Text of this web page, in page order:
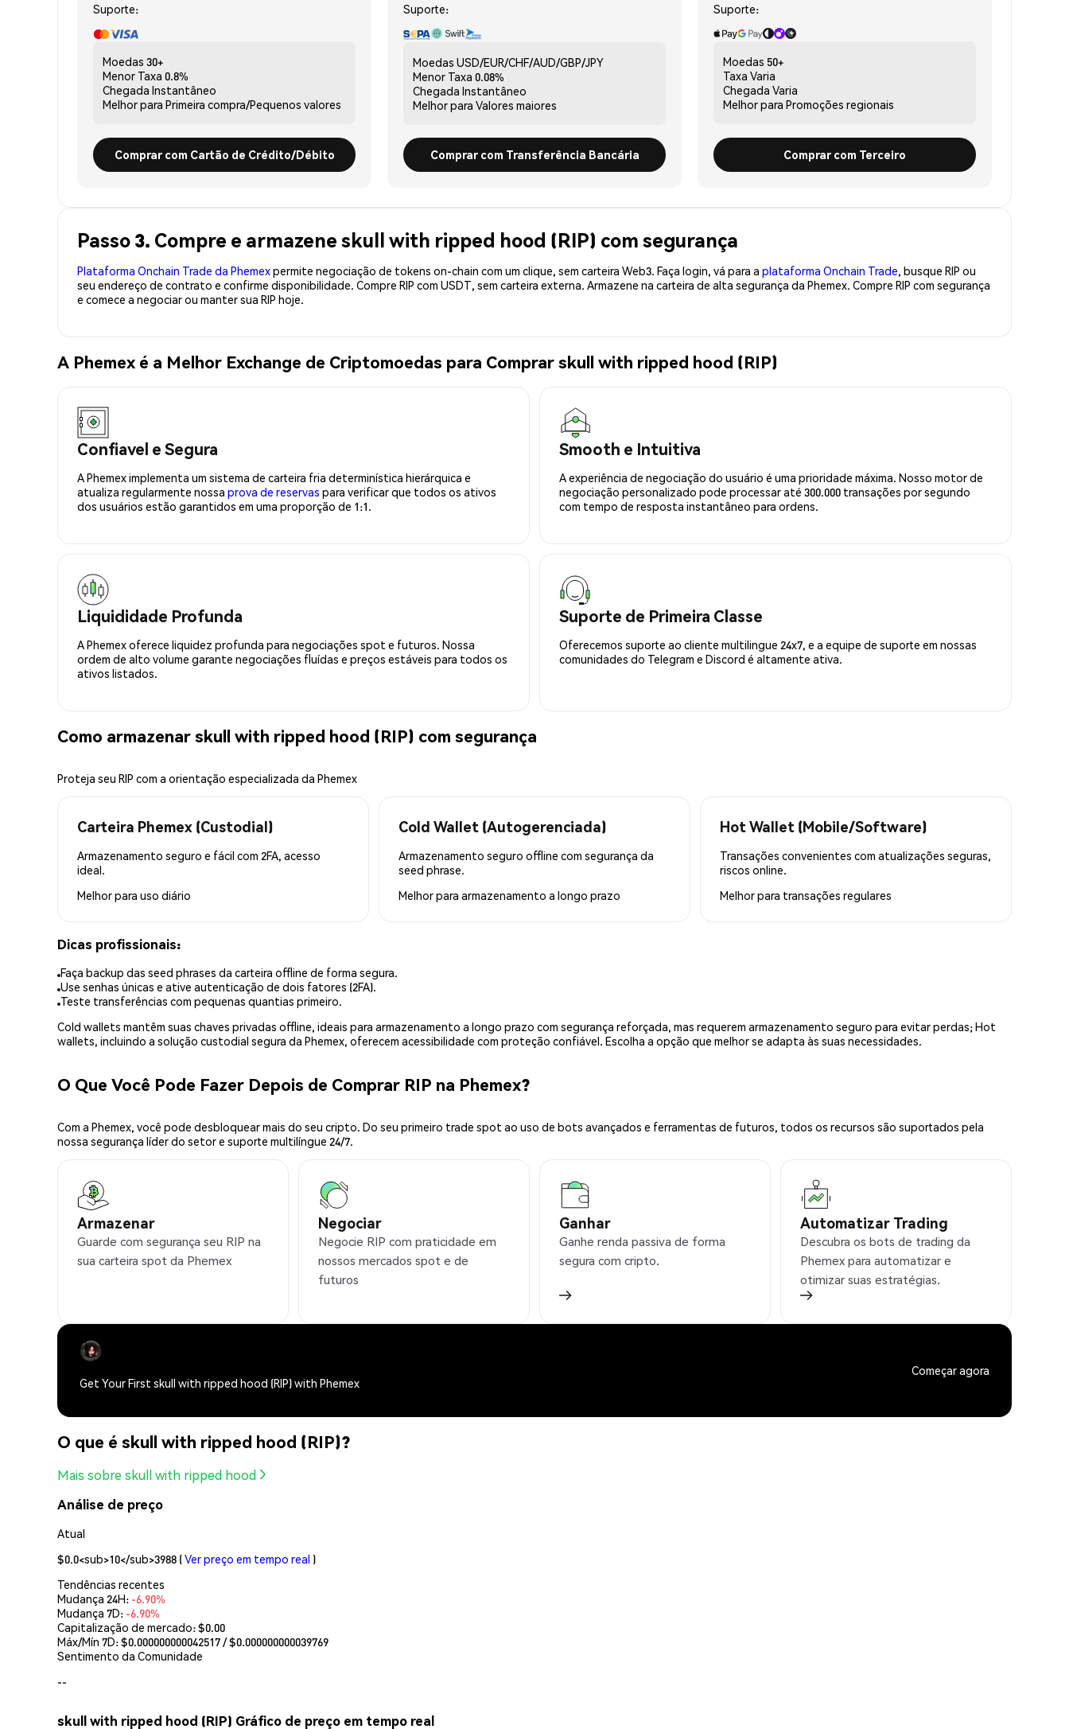
Suporte:
Moedas 30+
Menor Taxa 0.8%
Chegada Instantâneo
Melhor para Primeira compra/Pequenos valores
Comprar com Cartão de Crédito/Débito
Suporte:
Moedas USD/EUR/CHF/AUD/GBP/JPY
Menor Taxa 0.08%
Chegada Instantâneo
Melhor para Valores maiores
Comprar com Transferência Bancária
Suporte:
Moedas 50+
Taxa Varia
Chegada Varia
Melhor para Promoções regionais
Comprar com Terceiro
Passo 3. Compre e armazene skull with ripped hood (RIP) com segurança
Plataforma Onchain Trade da Phemexpermite negociação de tokens on-chain com um clique, sem carteira Web3. Faça login, vá para a plataforma Onchain Trade, busque RIP ou
seu endereço de contrato e confirme disponibilidade. Compre RIP com USDT, sem carteira externa. Armazene na carteira de alta segurança da Phemex. Compre RIP com segurança
e comece a negociar ou manter sua RIP hoje.
A Phemex é a Melhor Exchange de Criptomoedas para Comprar skull with ripped hood (RIP)
Confiavel e Segura
A Phemex implementa um sistema de carteira fria determinística hierárquica e
atualiza regularmente nossa prova de reservas para verificar que todos os ativos
dos usuários estão garantidos em uma proporção de 1:1.
Smooth e Intuitiva
A experiência de negociação do usuário é uma prioridade máxima. Nosso motor de
negociação personalizado pode processar até 300.000 transações por segundo
com tempo de resposta instantâneo para ordens.
Liquididade Profunda
A Phemex oferece liquidez profunda para negociações spot e futuros. Nossa
ordem de alto volume garante negociações fluídas e preços estáveis para todos os
ativos listados.
Suporte de Primeira Classe
Oferecemos suporte ao cliente multilingue 24x7, e a equipe de suporte em nossas
comunidades do Telegram e Discord é altamente ativa.
Como armazenar skull with ripped hood (RIP) com segurança
Proteja seu RIP com a orientação especializada da Phemex
Carteira Phemex (Custodial)
Armazenamento seguro e fácil com 2FA, acesso
ideal.
Melhor para uso diário
Cold Wallet (Autogerenciada)
Armazenamento seguro offline com segurança da
seed phrase.
Melhor para armazenamento a longo prazo
Hot Wallet (Mobile/Software)
Transações convenientes com atualizações seguras,
riscos online.
Melhor para transações regulares
Dicas profissionais:
Faça backup das seed phrases da carteira offline de forma segura.
Use senhas únicas e ative autenticação de dois fatores (2FA).
Teste transferências com pequenas quantias primeiro.
Cold wallets mantêm suas chaves privadas offline, ideais para armazenamento a longo prazo com segurança reforçada, mas requerem armazenamento seguro para evitar perdas; Hot
wallets, incluindo a solução custodial segura da Phemex, oferecem acessibilidade com proteção confiável. Escolha a opção que melhor se adapta às suas necessidades.
O Que Você Pode Fazer Depois de Comprar RIP na Phemex?
Com a Phemex, você pode desbloquear mais do seu cripto. Do seu primeiro trade spot ao uso de bots avançados e ferramentas de futuros, todos os recursos são suportados pela
nossa segurança líder do setor e suporte multilíngue 24/7.
Armazenar
Guarde com segurança seu RIP na
sua carteira spot da Phemex
Negociar
Negocie RIP com praticidade em
nossos mercados spot e de
futuros
Ganhar
Ganhe renda passiva de forma
segura com cripto.
Automatizar Trading
Descubra os bots de trading da
Phemex para automatizar e
otimizar suas estratégias.
Get Your First skull with ripped hood (RIP) with Phemex
Começar agora
O que é skull with ripped hood (RIP)?
Mais sobre skull with ripped hood
Análise de preço
Atual
$0.0<sub>10</sub>3988 (Ver preço em tempo real )
Tendências recentes
Mudança 24H: -6.90%
Mudança 7D: -6.90%
Capitalização de mercado:$0.00
Máx/Mín 7D: $0.000000000042517 / $0.000000000039769
Sentimento da Comunidade
--
skull with ripped hood (RIP) Gráfico de preço em tempo real